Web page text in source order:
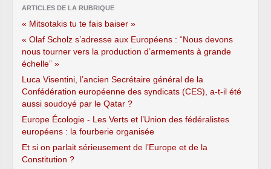
ARTICLES DE LA RUBRIQUE
« Mitsotakis tu te fais baiser »
« Olaf Scholz s’adresse aux Européens : “Nous devons
nous tourner vers la production d’armements à grande
échelle” »
Luca Visentini, l’ancien Secrétaire général de la
Confédération européenne des syndicats (CES), a-t-il été
aussi soudoyé par le Qatar ?
Europe Écologie - Les Verts et l’Union des fédéralistes
européens : la fourberie organisée
Et si on parlait sérieusement de l’Europe et de la
Constitution ?